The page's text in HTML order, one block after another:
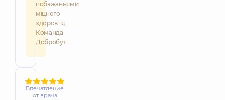
побажаннями
міцного
здоров`я,
Команда
Добробут
Впечатление
от врача